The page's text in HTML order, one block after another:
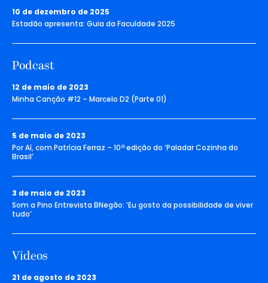
10 de dezembro de 2025
Estadão apresenta: Guia da Faculdade 2025
Podcast
12 de maio de 2023
Minha Canção #12 – Marcelo D2 (Parte 01)
5 de maio de 2023
Por Aí, com Patrícia Ferraz – 10ª edição do ‘Paladar Cozinha do
Brasil’
3 de maio de 2023
Som a Pino Entrevista BNegão: ‘Eu gosto da possibilidade de viver
tudo’
Vídeos
21 de agosto de 2023